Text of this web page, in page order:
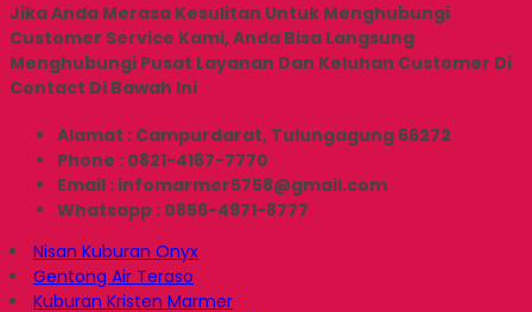
Jika Anda Merasa Kesulitan Untuk Menghubungi
Customer Service Kami, Anda Bisa Langsung
Menghubungi Pusat Layanan Dan Keluhan Customer Di
Contact Di Bawah Ini
Alamat : Campurdarat, Tulungagung 66272
Phone : 0821-4167-7770
Email : infomarmer5758@gmail.com
Whatsapp : 0856-4971-8777
Nisan Kuburan Onyx
Gentong Air Teraso
Kuburan Kristen Marmer